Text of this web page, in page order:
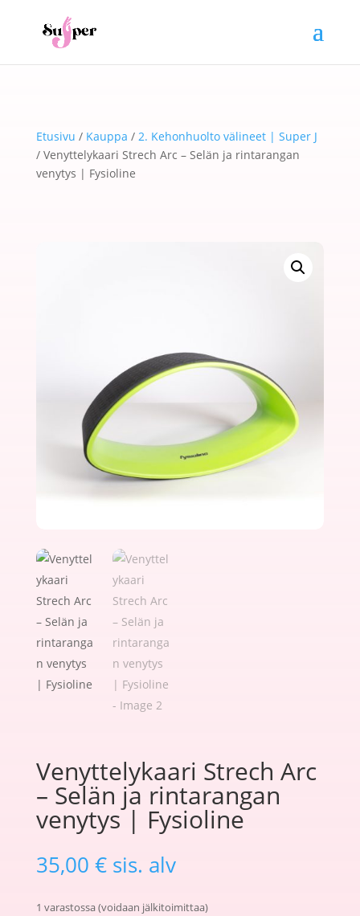
Etusivu / Kauppa / 2. Kehonhuolto välineet | Super J
/ Venyttelykaari Strech Arc – Selän ja rintarangan
venytys | Fysioline
Venyttelykaari Strech Arc
– Selän ja rintarangan
venytys | Fysioline
35,00 € sis. alv
1 varastossa (voidaan jälkitoimittaa)